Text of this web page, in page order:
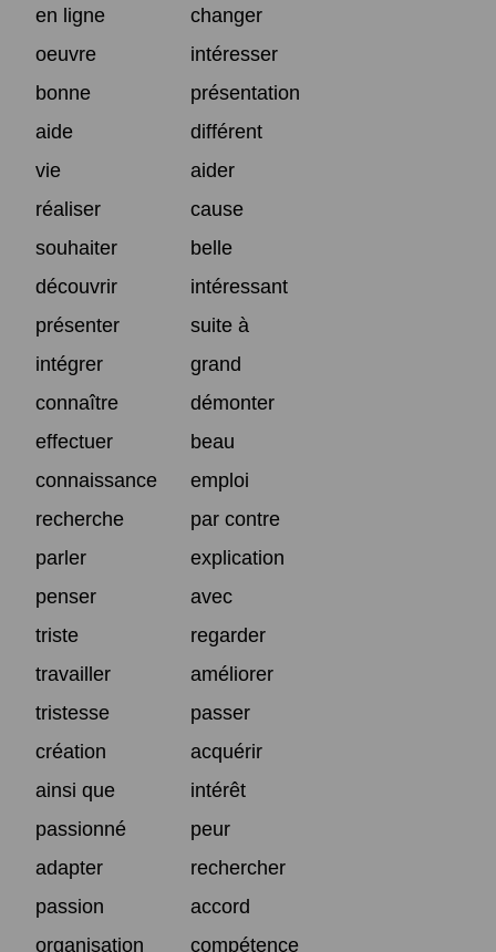
en ligne
changer
oeuvre
intéresser
bonne
présentation
aide
différent
vie
aider
réaliser
cause
souhaiter
belle
découvrir
intéressant
présenter
suite à
intégrer
grand
connaître
démonter
effectuer
beau
connaissance
emploi
recherche
par contre
parler
explication
penser
avec
triste
regarder
travailler
améliorer
tristesse
passer
création
acquérir
ainsi que
intérêt
passionné
peur
adapter
rechercher
passion
accord
organisation
compétence